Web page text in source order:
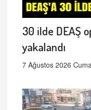
30 ilde DEAŞ
yakalandı
7 Ağustos 2026